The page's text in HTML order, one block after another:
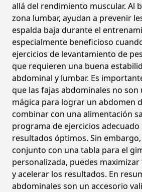
allá del rendimiento muscular. Al
zona lumbar, ayudan a prevenir
espalda baja durante el
especialmente beneficioso
ejercicios de levantamiento de
que requieren una buena
abdominal y lumbar. Es
que las fajas abdominales no son
mágica para lograr un abdomen
combinar con una alimentación
programa de ejercicios
resultados óptimos. Sin
conjunto con una tabla para el
personalizada, puedes
y acelerar los resultados. En
abdominales son un accesorio